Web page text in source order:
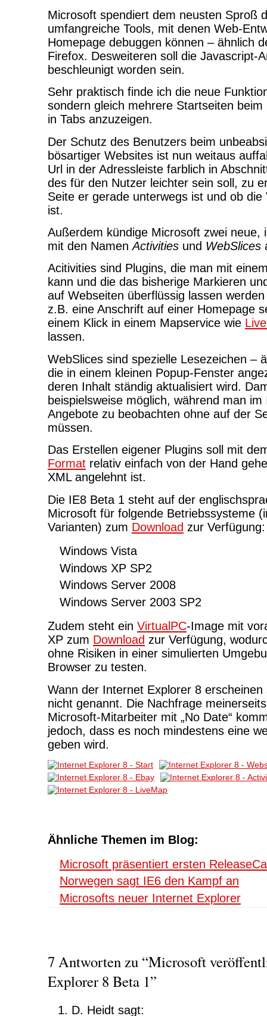
Microsoft spendiert dem neusten Sproß
umfangreiche Tools, mit denen Web-
Homepage debuggen können – ähnlich
Firefox. Desweiteren soll die Javascript-
beschleunigt worden sein.
Sehr praktisch finde ich die neue
sondern gleich mehrere Startseiten
in Tabs anzuzeigen.
Der Schutz des Benutzers beim
bösartiger Websites ist nun weitaus
Url in der Adressleiste farblich in
des für den Nutzer leichter sein soll, zu
Seite er gerade unterwegs ist und ob die
ist.
Außerdem kündige Microsoft zwei neue,
mit den NamenActivities und WebSlices
Acitivities sind Plugins, die man mit
kann und die das bisherige Markieren
auf Webseiten überflüssig lassen
z.B. eine Anschrift auf einer Homepage
einem Klick in einem Mapservice wie
lassen.
WebSlices sind spezielle Lesezeichen –
die in einem kleinen Popup-Fenster
deren Inhalt ständig aktualisiert wird.
beispielsweise möglich, während man
Angebote zu beobachten ohne auf der
müssen.
Das Erstellen eigener Plugins soll mit
Format relativ einfach von der Hand
XML angelehnt ist.
Die IE8 Beta 1 steht auf der
Microsoft für folgende Betriebssysteme
Varianten) zum Download zur Verfügung:
Windows Vista
Windows XP SP2
Windows Server 2008
Windows Server 2003 SP2
Zudem steht ein VirtualPC-Image mit
XP zum Download zur Verfügung,
ohne Risiken in einer simulierten
Browser zu testen.
Wann der Internet Explorer 8
nicht genannt. Die Nachfrage
Microsoft-Mitarbeiter mit „No Date“
jedoch, dass es noch mindestens eine
geben wird.
Ähnliche Themen im Blog:
Microsoft präsentiert ersten
Norwegen sagt IE6 den Kampf an
Microsofts neuer Internet Explorer
7 Antworten zu “Microsoft
Explorer 8 Beta 1”
D. Heidt sagt: